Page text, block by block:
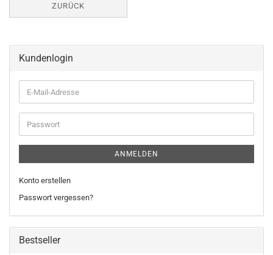
ZURÜCK
Kundenlogin
E-
Mail-
Adresse
Passwort
ANMELDEN
Konto erstellen
Passwort vergessen?
Bestseller